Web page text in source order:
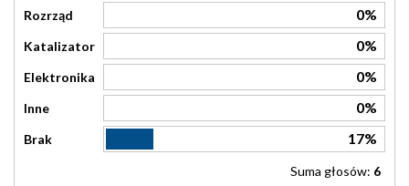
Rozrząd 0%
Katalizator 0%
Elektronika 0%
Inne 0%
Brak 17%
Suma głosów: 6